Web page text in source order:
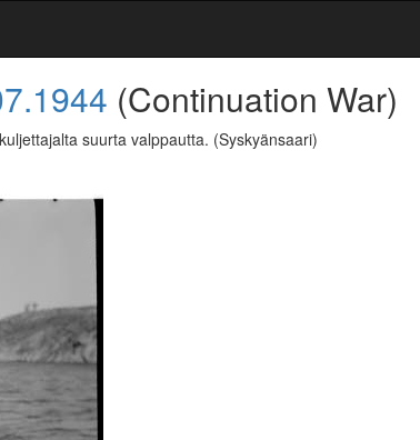
(Continuation War)
suurta valppautta. (Syskyänsaari)